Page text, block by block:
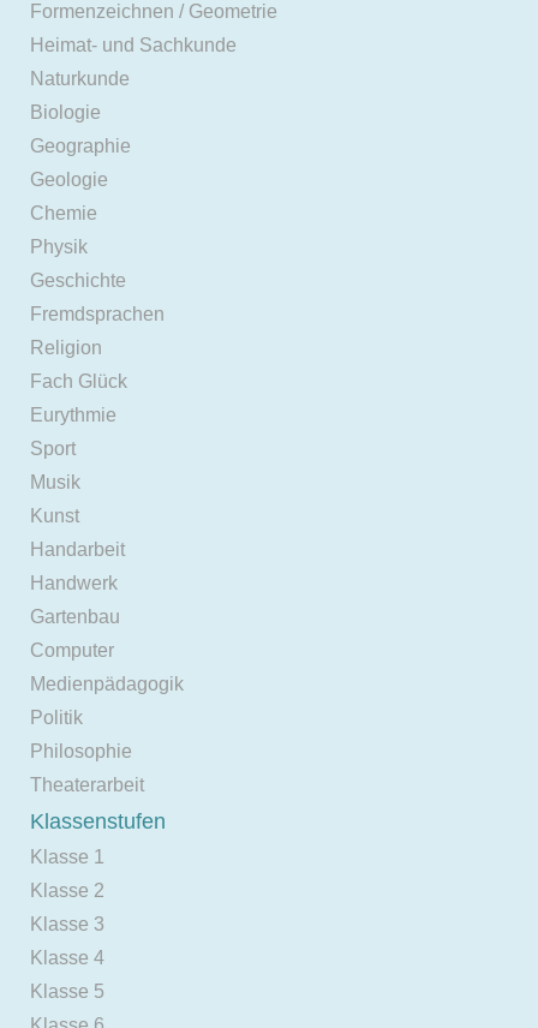
Formenzeichnen / Geometrie
Heimat- und Sachkunde
Naturkunde
Biologie
Geographie
Geologie
Chemie
Physik
Geschichte
Fremdsprachen
Religion
Fach Glück
Eurythmie
Sport
Musik
Kunst
Handarbeit
Handwerk
Gartenbau
Computer
Medienpädagogik
Politik
Philosophie
Theaterarbeit
Klassenstufen
Klasse 1
Klasse 2
Klasse 3
Klasse 4
Klasse 5